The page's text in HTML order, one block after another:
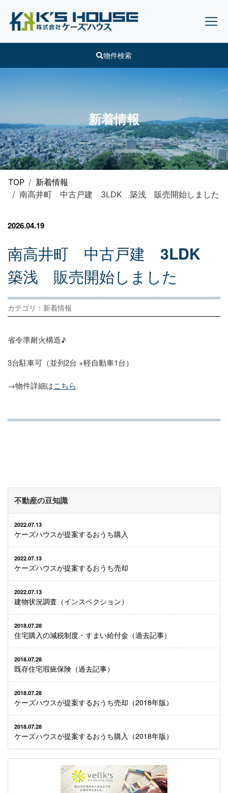
物件検索
新着情報
TOP
新着情報
南高井町 中古戸建 3LDK 築浅 販売開始しました
2026.04.19
南高井町 中古戸建 3LDK
築浅 販売開始し ま した
カテゴリ：新着情報
省令準耐火構造♪
3台駐車可（並列2台 +軽自動車1台）
→物件詳細はこちら
不動産の豆知識
2022.07.13
ケーズハウスが提案するおうち購入
2022.07.13
ケーズハウスが提案するおうち売却
2022.07.13
建物状況調査（インスペクション）
2018.07.28
住宅購入の減税制度・すまい給付金（過去記事）
2018.07.28
既存住宅瑕疵保険（過去記事）
2018.07.28
ケーズハウスが提案するおうち売却（2018年版）
2018.07.28
ケーズハウスが提案するおうち購入（2018年版）